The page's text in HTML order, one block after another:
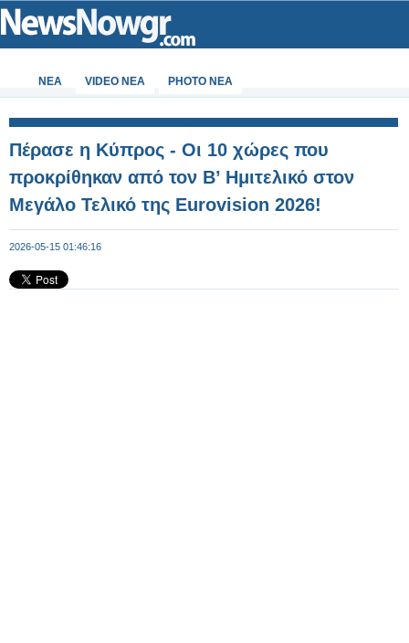
ΝΕΑ VIDEO NEA PHOTO NEA
Πέρασε η Κύπρος - Οι 10 χώρες που
προκρίθηκαν από τον Β’ Ημιτελικό στον
Μεγάλο Τελικό της Eurovision 2026!
2026-05-15 01:46:16